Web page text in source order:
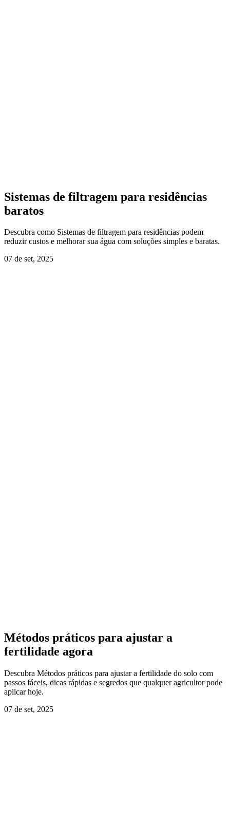
Sistemas de filtragem para residências
baratos
Descubra como Sistemas de filtragem para residências podem
reduzir custos e melhorar sua água com soluções simples e baratas.
07 de set, 2025
Métodos práticos para ajustar a
fertilidade agora
Descubra Métodos práticos para ajustar a fertilidade do solo com
passos fáceis, dicas rápidas e segredos que qualquer agricultor pode
aplicar hoje.
07 de set, 2025